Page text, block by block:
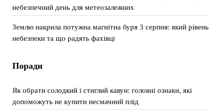
небезпечний день для метеозалежних
Землю накрила потужна магнітна буря 3 серпня: який рівень
небезпеки та що радять фахівці
Поради
Як обрати солодкий і стиглий кавун: головні ознаки, які
допоможуть не купити несмачний плід